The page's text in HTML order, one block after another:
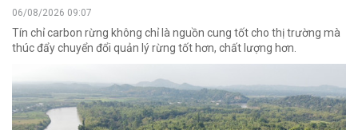
06/08/2026 09:07
Tín chỉ carbon rừng không chỉ là nguồn cung tốt cho thị trường mà
thúc đẩy chuyển đổi quản lý rừng tốt hơn, chất lượng hơn.